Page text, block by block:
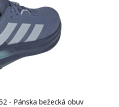
- Pánska bežecká obuv